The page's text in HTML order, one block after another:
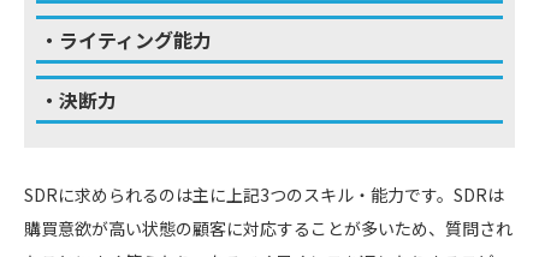
・ライティング能力
・決断力
SDRに求められるのは主に上記3つのスキル・能力です。SDRは
購買意欲が高い状態の顧客に対応することが多いため、質問され